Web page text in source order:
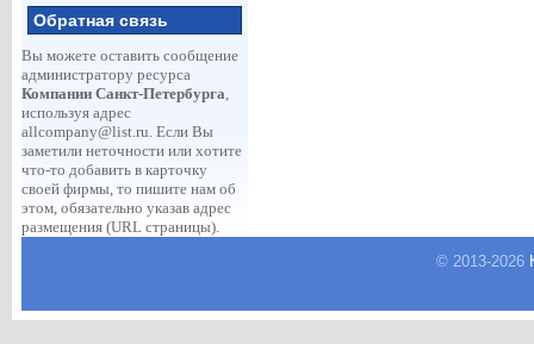
Обратная связь
Вы можете оставить сообщение
администратору ресурса
Компании Санкт-Петербурга,
используя адрес
allcompany@list.ru. Если Вы
заметили неточности или хотите
что-то добавить в карточку
своей фирмы, то пишите нам об
этом, обязательно указав адрес
размещения (URL страницы).
© 2013-2026